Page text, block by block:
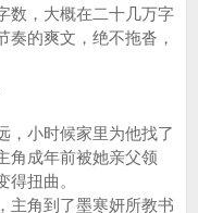
数，大概在二十几万字
奏的爽文，绝不拖沓，
，小时候家里为他找了
角成年前被她亲父领
扭曲。
主角到了墨寒妍所教书